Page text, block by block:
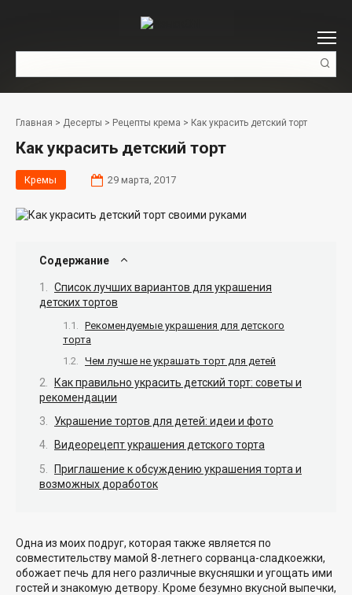
Главная > Десерты > Рецепты крема > Как украсить детский торт
Как украсить детский торт
Кремы 29 марта, 2017
Содержание
Список лучших вариантов для украшения
детских тортов
Рекомендуемые украшения для детского
торта
Чем лучше не украшать торт для детей
Как правильно украсить детский торт: советы и
рекомендации
Украшение тортов для детей: идеи и фото
Видеорецепт украшения детского торта
Приглашение к обсуждению украшения торта и
возможных доработок
Одна из моих подруг, которая также является по
совместительству мамой 8-летнего сорванца-сладкоежки,
обожает печь для него различные вкусняшки и угощать ими
гостей и знакомую детвору. Кроме безумно вкусной выпечки,